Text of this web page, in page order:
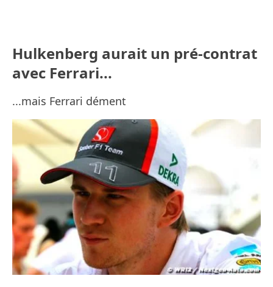
Hulkenberg aurait un pré-contrat
avec Ferrari...
...mais Ferrari dément